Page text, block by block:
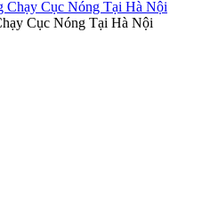
Cục Nóng Tại Hà Nội